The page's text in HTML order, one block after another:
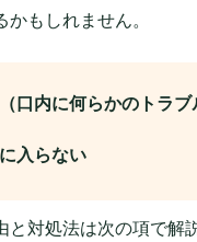
もしれません。
口内に何らかのトラブ
入らない
と対処法は次の項で解